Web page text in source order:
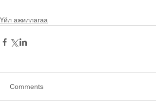
Үйл ажиллагаа
Comments